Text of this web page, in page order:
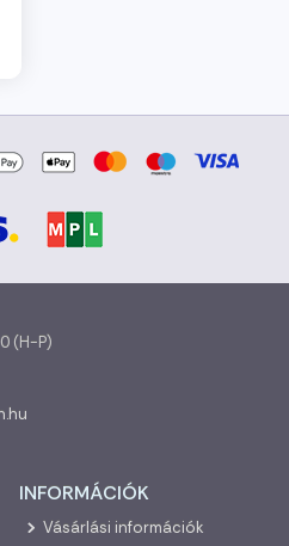
(H-P)
INFORMÁCIÓK
Vásárlási információk